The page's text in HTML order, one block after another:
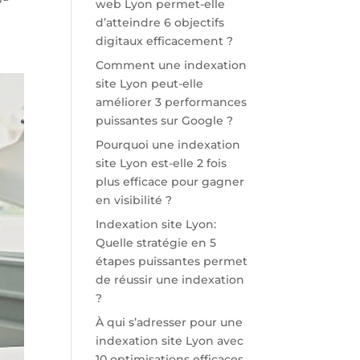
web Lyon permet-elle
d’atteindre 6 objectifs
digitaux efficacement ?
Comment une indexation
site Lyon peut-elle
améliorer 3 performances
puissantes sur Google ?
Pourquoi une indexation
site Lyon est-elle 2 fois
plus efficace pour gagner
en visibilité ?
Indexation site Lyon:
Quelle stratégie en 5
étapes puissantes permet
de réussir une indexation
?
À qui s’adresser pour une
indexation site Lyon avec